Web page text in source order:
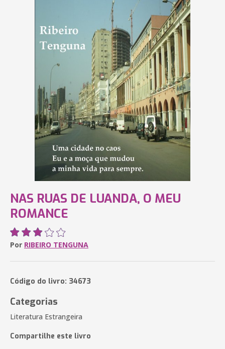
NAS RUAS DE LUANDA, O MEU
ROMANCE
Por RIBEIRO TENGUNA
Código do livro: 34673
Categorias
Literatura Estrangeira
Compartilhe este livro